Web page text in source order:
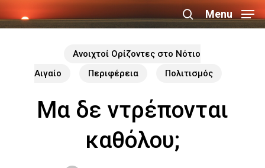
to
search
Menu
Ανοιχτοί Ορίζοντες στο Νότιο
Αιγαίο
Περιφέρεια Πολιτισμός
Μα δε ντρέπονται
καθόλου;